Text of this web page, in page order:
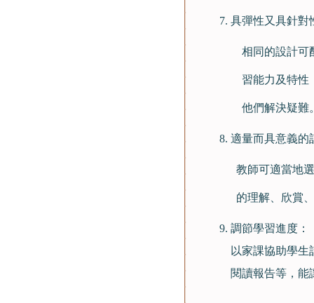
具彈性又具針對
相同的設計可
習能力及特性
他們解決疑難
適量而具意義的
教師可適當地
的理解、欣賞
調節學習進度：
以家課協助學
閱讀報告等，能